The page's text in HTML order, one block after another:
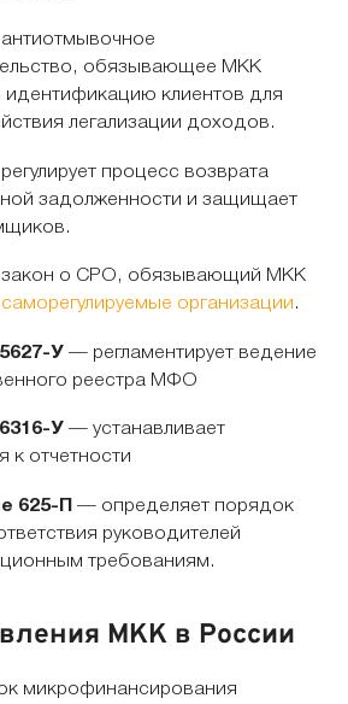
обязывающее МКК
идентификацию клиентов для
легализации доходов.
процесс возврата
задолженности и защищает
о СРО, обязывающий МКК
саморегулируемые организации .
У— регламентирует ведение
реестра МФО
У — устанавливает
к отчетности
625-П — определяет порядок
руководителей
требованиям.
МКК в России
микрофинансирования